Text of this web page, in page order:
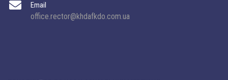
Email
office.rector@khdafkdo.com.ua